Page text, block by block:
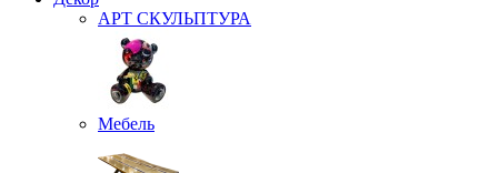
АРТ СКУЛЬПТУРА
Мебель